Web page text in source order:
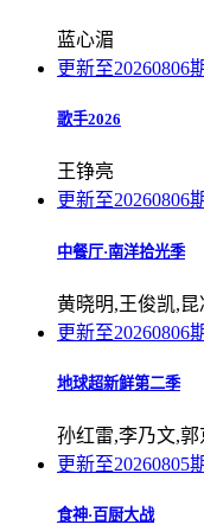
蓝心湄
更新至20260806
歌手2026
王铮亮
更新至20260806
中餐厅·南洋拾光季
黄晓明,王俊凯,
更新至20260806
地球超新鲜第二季
孙红雷,李乃文,
更新至20260805
食神·百厨大战